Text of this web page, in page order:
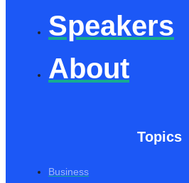
Speakers
About
Topics
Business